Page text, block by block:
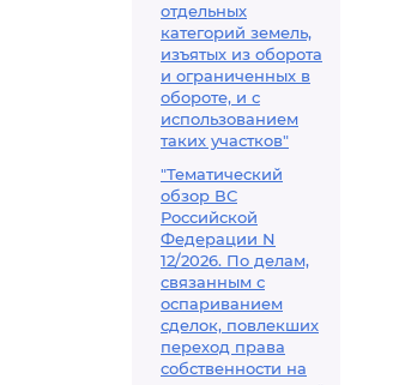
отдельных
категорий земель,
изъятых из оборота
и ограниченных в
обороте, и с
использованием
таких участков"
"Тематический
обзор ВС
Российской
Федерации N
12/2026. По делам,
связанным с
оспариванием
сделок, повлекших
переход права
собственности на